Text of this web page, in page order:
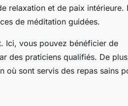
relaxation et de paix intérieure.
de méditation guidées.
Ici, vous pouvez bénéficier de
des praticiens qualifiés. De
où sont servis des repas sains